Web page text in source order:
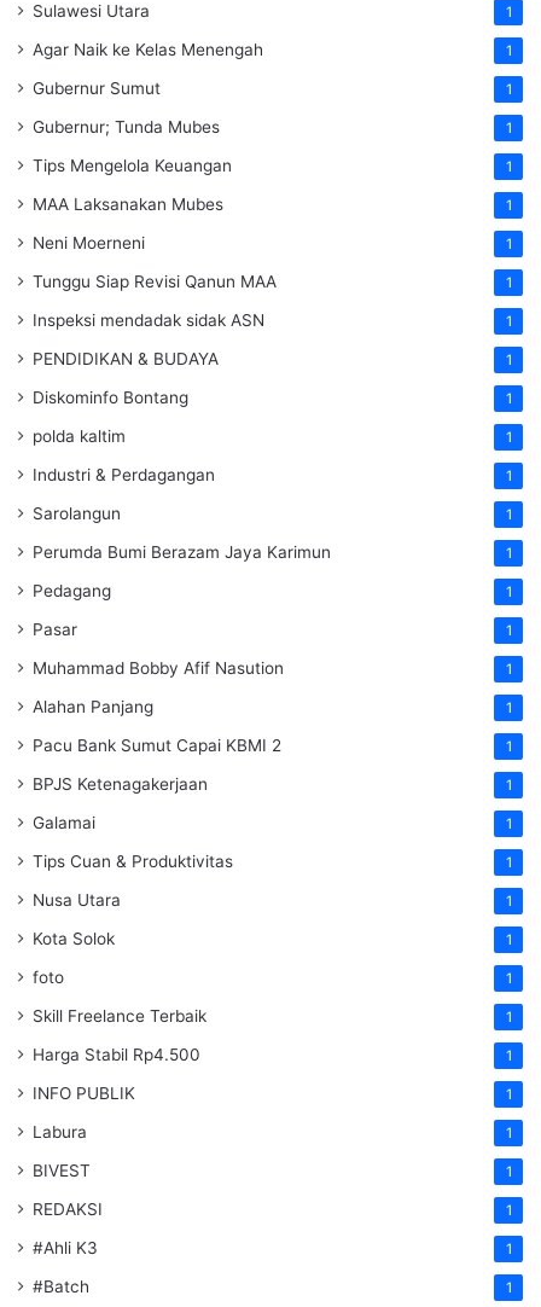
Sulawesi Utara 1
Agar Naik ke Kelas Menengah 1
Gubernur Sumut 1
Gubernur; Tunda Mubes 1
Tips Mengelola Keuangan 1
MAA Laksanakan Mubes 1
Neni Moerneni 1
Tunggu Siap Revisi Qanun MAA 1
Inspeksi mendadak sidak ASN 1
PENDIDIKAN & BUDAYA 1
Diskominfo Bontang 1
polda kaltim 1
Industri & Perdagangan 1
Sarolangun 1
Perumda Bumi Berazam Jaya Karimun 1
Pedagang 1
Pasar 1
Muhammad Bobby Afif Nasution 1
Alahan Panjang 1
Pacu Bank Sumut Capai KBMI 2 1
BPJS Ketenagakerjaan 1
Galamai 1
Tips Cuan & Produktivitas 1
Nusa Utara 1
Kota Solok 1
foto 1
Skill Freelance Terbaik 1
Harga Stabil Rp4.500 1
INFO PUBLIK 1
Labura 1
BIVEST 1
REDAKSI 1
#Ahli K3 1
#Batch 1